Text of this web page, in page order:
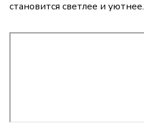
становится светлее и уютнее.